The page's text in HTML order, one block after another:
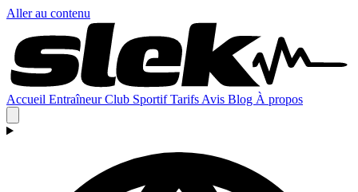
Aller au contenu
Accueil EntraîneurClub SportifTarifs Avis Blog À propos